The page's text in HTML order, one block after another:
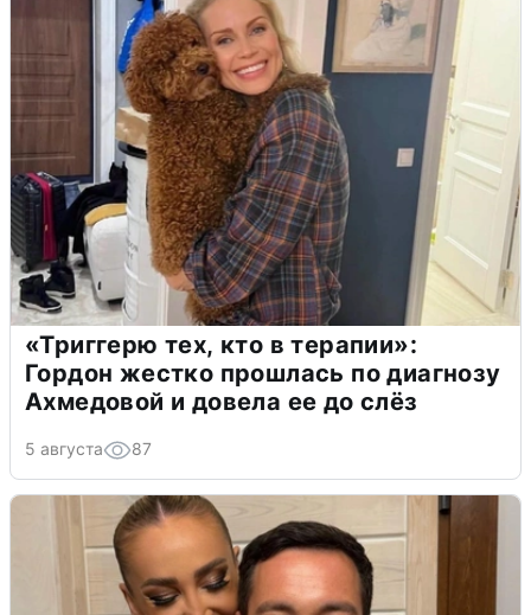
«Триггерю тех, кто в терапии»:
Гордон жестко прошлась по диагнозу
Ахмедовой и довела ее до слёз
5 августа 87